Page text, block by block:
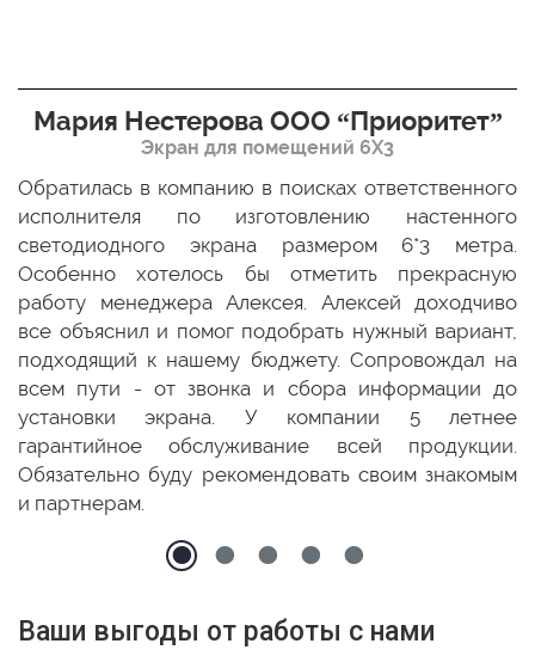
Мария Нестерова ООО “Приоритет”
Экран для помещений 6Х3
Обратилась в компанию в поисках ответственного
исполнителя по изготовлению настенного
светодиодного экрана размером 6*3 метра.
Особенно хотелось бы отметить прекрасную
работу менеджера Алексея. Алексей доходчиво
все объяснил и помог подобрать нужный вариант,
подходящий к нашему бюджету. Сопровождал на
всем пути - от звонка и сбора информации до
установки экрана. У компании 5 летнее
гарантийное обслуживание всей продукции.
Обязательно буду рекомендовать своим знакомым
и партнерам.
Ваши выгоды от работы с нами